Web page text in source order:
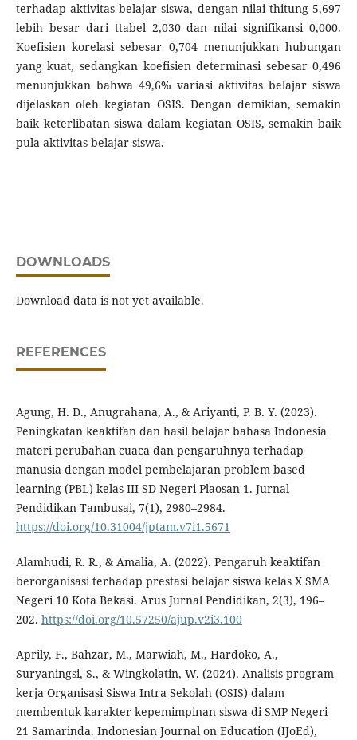
terhadap aktivitas belajar siswa, dengan nilai thitung 5,697
lebih besar dari ttabel 2,030 dan nilai signifikansi 0,000.
Koefisien korelasi sebesar 0,704 menunjukkan hubungan
yang kuat, sedangkan koefisien determinasi sebesar 0,496
menunjukkan bahwa 49,6% variasi aktivitas belajar siswa
dijelaskan oleh kegiatan OSIS. Dengan demikian, semakin
baik keterlibatan siswa dalam kegiatan OSIS, semakin baik
pula aktivitas belajar siswa.
DOWNLOADS
Download data is not yet available.
REFERENCES
Agung, H. D., Anugrahana, A., & Ariyanti, P. B. Y. (2023).
Peningkatan keaktifan dan hasil belajar bahasa Indonesia
materi perubahan cuaca dan pengaruhnya terhadap
manusia dengan model pembelajaran problem based
learning (PBL) kelas III SD Negeri Plaosan 1. Jurnal
Pendidikan Tambusai, 7(1), 2980–2984.
https://doi.org/10.31004/jptam.v7i1.5671
Alamhudi, R. R., & Amalia, A. (2022). Pengaruh keaktifan
berorganisasi terhadap prestasi belajar siswa kelas X SMA
Negeri 10 Kota Bekasi. Arus Jurnal Pendidikan, 2(3), 196–
202. https://doi.org/10.57250/ajup.v2i3.100
Aprily, F., Bahzar, M., Marwiah, M., Hardoko, A.,
Suryaningsi, S., & Wingkolatin, W. (2024). Analisis program
kerja Organisasi Siswa Intra Sekolah (OSIS) dalam
membentuk karakter kepemimpinan siswa di SMP Negeri
21 Samarinda. Indonesian Journal on Education (IJoEd),